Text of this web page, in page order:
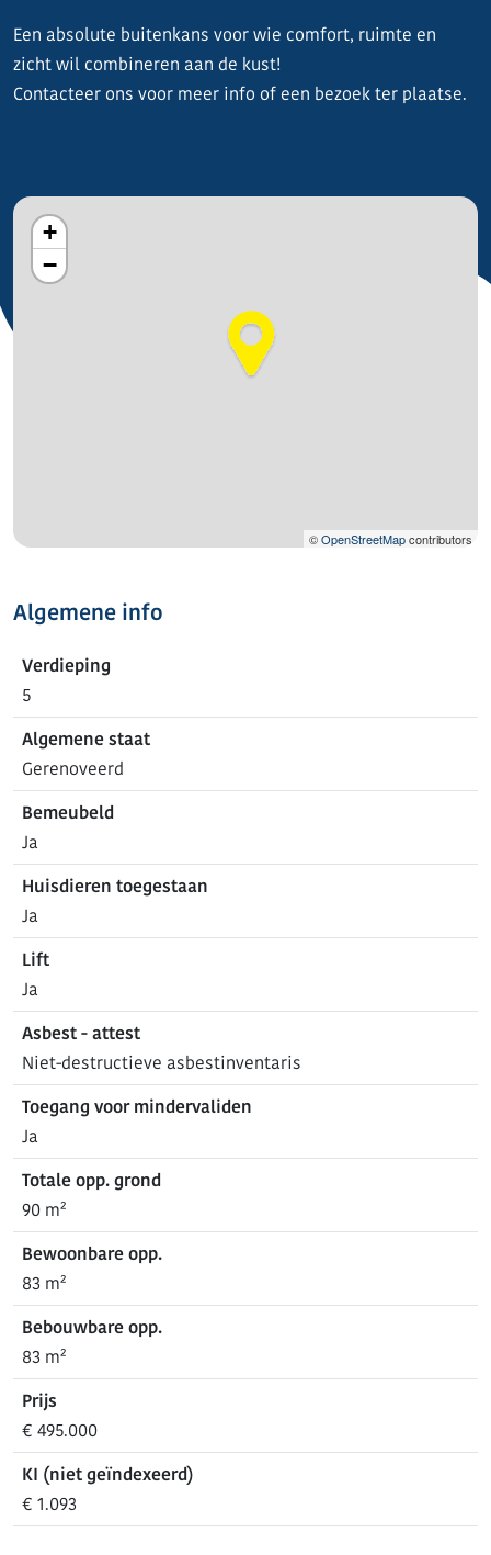
Een absolute buitenkans voor wie comfort, ruimte en
zicht wil combineren aan de kust!
Contacteer ons voor meer info of een bezoek ter plaatse.
+
−
©OpenStreetMapcontributors
Algemene info
Verdieping
5
Algemene staat
Gerenoveerd
Bemeubeld
Ja
Huisdieren toegestaan
Ja
Lift
Ja
Asbest - attest
Niet-destructieve asbestinventaris
Toegang voor mindervaliden
Ja
Totale opp. grond
90 m²
Bewoonbare opp.
83 m²
Bebouwbare opp.
83 m²
Prijs
€ 495.000
KI (niet geïndexeerd)
€ 1.093